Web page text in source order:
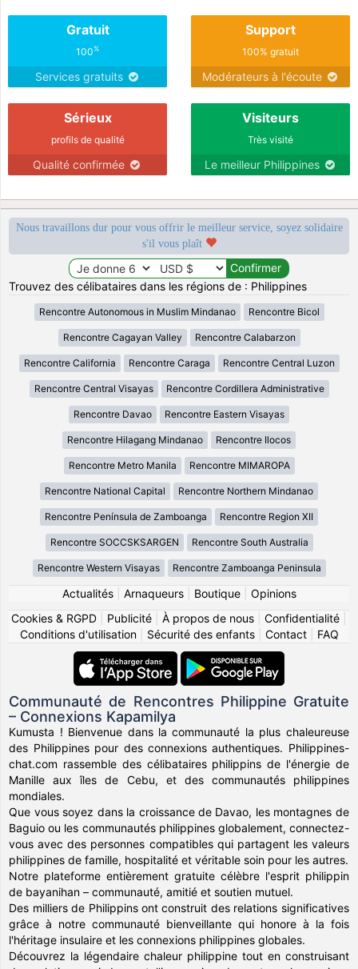
Gratuit
100%
Services gratuits
Support
100% gratuit
Modérateurs à l'écoute
Sérieux
profils de qualité
Qualité confirmée
Visiteurs
Très visité
Le meilleur Philippines
Nous travaillons dur pour vous offrir le meilleur service, soyez solidaire
s'il vous plaît
Trouvez des célibataires dans les régions de : Philippines
Rencontre Autonomous in Muslim Mindanao Rencontre Bicol
Rencontre Cagayan Valley Rencontre Calabarzon
Rencontre California Rencontre Caraga Rencontre Central Luzon
Rencontre Central Visayas Rencontre Cordillera Administrative
Rencontre Davao Rencontre Eastern Visayas
Rencontre Hilagang Mindanao Rencontre Ilocos
Rencontre Metro Manila Rencontre MIMAROPA
Rencontre National Capital Rencontre Northern Mindanao
Rencontre Península de Zamboanga Rencontre Region XII
Rencontre SOCCSKSARGEN Rencontre South Australia
Rencontre Western Visayas Rencontre Zamboanga Peninsula
Actualités| Arnaqueurs| Boutique| Opinions
Cookies & RGPD
Publicité À propos de nous Confidentialité
Conditions d'utilisation| Sécurité des enfants| Contact| FAQ
Communauté de Rencontres Philippine Gratuite
– Connexions Kapamilya
Kumusta ! Bienvenue dans la communauté la plus chaleureuse
des Philippines pour des connexions authentiques. Philippines-
chat.com rassemble des célibataires philippins de l'énergie de
Manille aux îles de Cebu, et des communautés philippines
mondiales.
Que vous soyez dans la croissance de Davao, les montagnes de
Baguio ou les communautés philippines globalement, connectez-
vous avec des personnes compatibles qui partagent les valeurs
philippines de famille, hospitalité et véritable soin pour les autres.
Notre plateforme entièrement gratuite célèbre l'esprit philippin
de bayanihan – communauté, amitié et soutien mutuel.
Des milliers de Philippins ont construit des relations significatives
grâce à notre communauté bienveillante qui honore à la fois
l'héritage insulaire et les connexions philippines globales.
Découvrez la légendaire chaleur philippine tout en construisant